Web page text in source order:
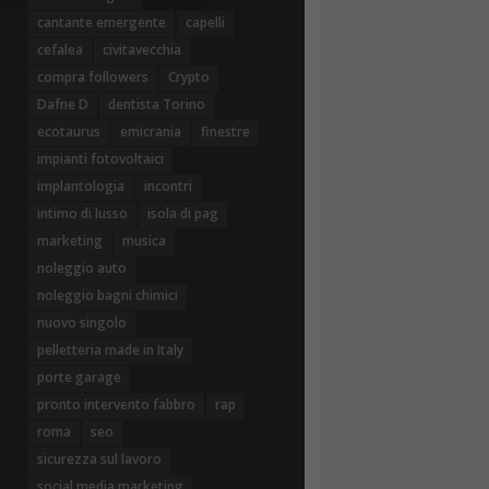
cantante emergente
capelli
cefalea
civitavecchia
compra followers
Crypto
Dafne D
dentista Torino
ecotaurus
emicrania
finestre
impianti fotovoltaici
implantologia
incontri
intimo di lusso
isola di pag
marketing
musica
noleggio auto
noleggio bagni chimici
nuovo singolo
pelletteria made in Italy
porte garage
pronto intervento fabbro
rap
roma
seo
sicurezza sul lavoro